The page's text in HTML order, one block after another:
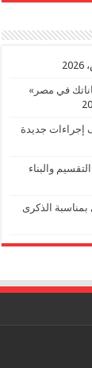
في مصر»
إجراءات جديدة
والبناء
الذكرى